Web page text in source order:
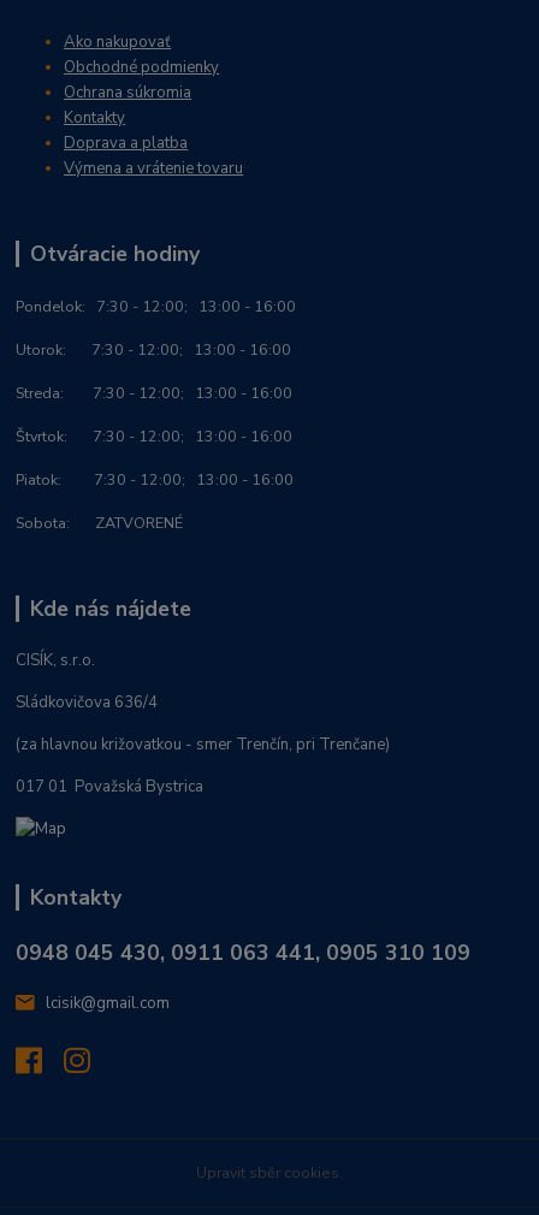
Ako nakupovať
Obchodné podmienky
Ochrana súkromia
Kontakty
Doprava a platba
Výmena a vrátenie tovaru
Otváracie hodiny
Pondelok: 7:30 - 12:00; 13:00 - 16:00
Utorok: 7:30 - 12:00; 13:00 - 16:00
Streda: 7:30 - 12:00; 13:00 - 16:00
Štvrtok: 7:30 - 12:00; 13:00 - 16:00
Piatok: 7:30 - 12:00; 13:00 - 16:00
Sobota: ZATVORENÉ
Kde nás nájdete
CISÍK, s.r.o.
Sládkovičova 636/4
(za hlavnou križovatkou - smer Trenčín, pri Trenčane)
017 01 Považská Bystrica
Kontakty
0948 045 430, 0911 063 441, 0905 310 109
lcisik@gmail.com
Upravit sběr cookies.